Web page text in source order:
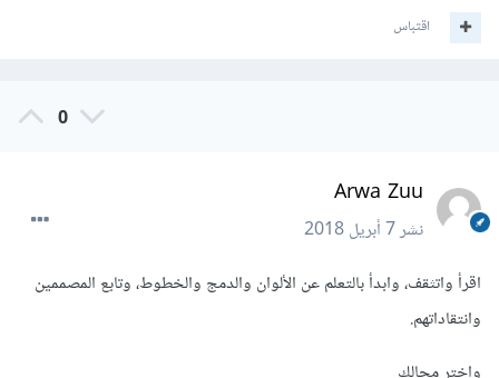
اقتباس
0
Arwa Zuu
نشر7 أبريل 2018
اقرأ واتثقف، وابدأ بالتعلم عن الألوان والدمج والخطوط، وتابع المصممين
وانتقاداتهم.